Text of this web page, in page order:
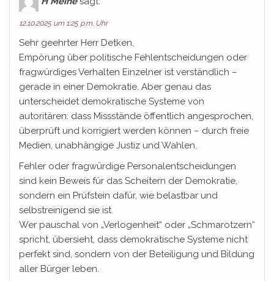
12.10.2025 um 1:25 p.m. Uhr
Sehr geehrter Herr Detken,
Empörung über politische Fehlentscheidungen oder
fragwürdiges Verhalten Einzelner ist verständlich –
gerade in einer Demokratie. Aber genau das
unterscheidet demokratische Systeme von
autoritären: dass Missstände öffentlich angesprochen,
überprüft und korrigiert werden können – durch freie
Medien, unabhängige Justiz und Wahlen.
Fehler oder fragwürdige Personalentscheidungen
sind kein Beweis für das Scheitern der Demokratie,
sondern ein Prüfstein dafür, wie belastbar und
selbstreinigend sie ist.
Wer pauschal von „Verlogenheit“ oder „Schmarotzern“
spricht, übersieht, dass demokratische Systeme nicht
perfekt sind, sondern von der Beteiligung und Bildung
aller Bürger leben.